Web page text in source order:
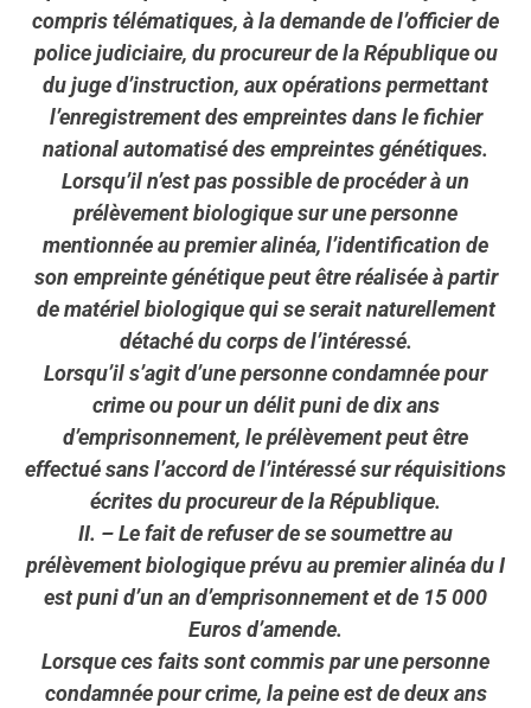
compris télématiques, à la demande de l’officier de
police judiciaire, du procureur de la République ou
du juge d’instruction, aux opérations permettant
l’enregistrement des empreintes dans le fichier
national automatisé des empreintes génétiques.
Lorsqu’il n’est pas possible de procéder à un
prélèvement biologique sur une personne
mentionnée au premier alinéa, l’identification de
son empreinte génétique peut être réalisée à partir
de matériel biologique qui se serait naturellement
détaché du corps de l’intéressé.
Lorsqu’il s’agit d’une personne condamnée pour
crime ou pour un délit puni de dix ans
d’emprisonnement, le prélèvement peut être
effectué sans l’accord de l’intéressé sur réquisitions
écrites du procureur de la République.
II. – Le fait de refuser de se soumettre au
prélèvement biologique prévu au premier alinéa du I
est puni d’un an d’emprisonnement et de 15 000
Euros d’amende.
Lorsque ces faits sont commis par une personne
condamnée pour crime, la peine est de deux ans